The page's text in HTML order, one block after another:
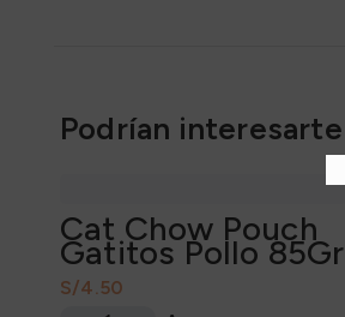
Podrían interesarte
Cat Chow Pouch
Gatitos Pollo 85Gr
S/